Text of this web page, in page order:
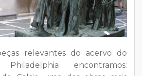
relevantes do acervo do
encontramos: